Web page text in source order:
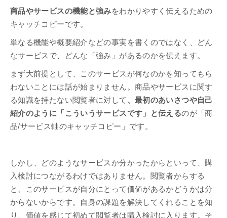
商品やサービスの機能と強みをわかりやすく伝えるための
キャッチコピーです。
単なる機能や概要紹介などの事実を書くのではなく、どん
なサービスで、どんな「強み」があるのかを伝えます。
まず大前提として、このサービスが何なのかを知ってもら
わないことには話が始まりません。商品やサービスに関す
る知識を持たない閲覧者に対して 、最初のあいさつや自己
紹介のように「こういうサービスです」と伝えるのが「商
品/サービス軸のキャッチコピー」です。
しかし、どのようなサービスか分かったからといって、購
入検討につながるわけではありません。閲覧者からする
と、このサービスが自分にとって価値があるかどうかは分
からないからです。自身の課題を解決してくれることを知
り、価値を感じて初めて閲覧者は購入検討に入ります。そ